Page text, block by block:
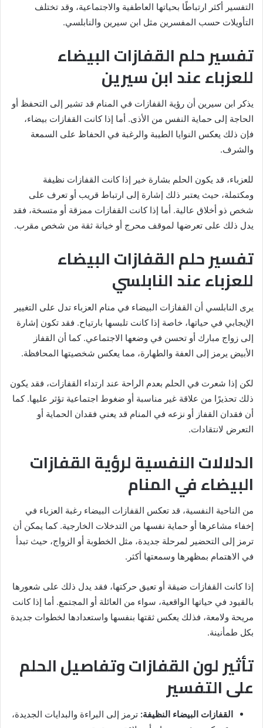
التفسير أكثر ارتباطًا بحياتها العاطفية والاجتماعية، وقد تختلف
التأويلات حسب المفسرين مثل ابن سيرين والنابلسي.
تفسير حلم القفازات البيضاء
للعزباء عند ابن سيرين
يذكر ابن سيرين أن رؤية القفازات في المنام قد تشير إلى التحفظ أو
الحاجة إلى حماية النفس من الأذى. أما إذا كانت القفازات بيضاء،
فإن ذلك يعكس النوايا الطيبة والرغبة في الحفاظ على السمعة
والشرف.
للعزباء، قد يكون الحلم بشارة خير إذا كانت القفازات نظيفة
ومكتملة، حيث يعتبر ذلك إشارة إلى ارتباط قريب أو تعرف على
شخص ذو أخلاق عالية. أما إذا كانت القفازات ممزقة أو متسخة، فقد
يدل ذلك على تعرضها لموقف محرج أو خيانة ثقة من شخص مقرب.
تفسير حلم القفازات البيضاء
للعزباء عند النابلسي
يرى النابلسي أن القفازات البيضاء في منام العزباء تدل على التغيير
الإيجابي في حياتها، خاصة إذا كانت تلبسها بارتياح. فقد تكون إشارة
إلى زواج مبارك أو تحسن في وضعها الاجتماعي. كما أن القفاز
الأبيض يرمز إلى العفة والطهارة، مما يعكس شخصيتها المحافظة.
لكن إذا شعرت في الحلم بعدم الراحة عند ارتداء القفازات، فقد يكون
ذلك تحذيرًا من علاقة غير مناسبة أو ضغوط اجتماعية تؤثر عليها. كما
أن فقدان القفاز أو نزعه في المنام قد يعني فقدان الحماية أو
التعرض لانتقادات.
الدلالات النفسية لرؤية القفازات
البيضاء في المنام
من الناحية النفسية، قد تعكس القفازات البيضاء رغبة العزباء في
إخفاء مشاعرها أو حماية نفسها من التدخلات الخارجية. كما يمكن أن
ترمز إلى التحضير لمرحلة جديدة، مثل الخطوبة أو الزواج، حيث تبدأ
في الاهتمام بمظهرها وسمعتها أكثر.
إذا كانت القفازات ضيقة أو تعيق حركتها، فقد يدل ذلك على شعورها
بالقيود في حياتها الواقعية، سواء من العائلة أو المجتمع. أما إذا كانت
مريحة ولامعة، فذلك يعكس ثقتها بنفسها واستعدادها لخطوات جديدة
بكل طمأنينة.
تأثير لون القفازات وتفاصيل الحلم
على التفسير
القفازات البيضاء النظيفة: ترمز إلى البراءة والبدايات الجديدة،